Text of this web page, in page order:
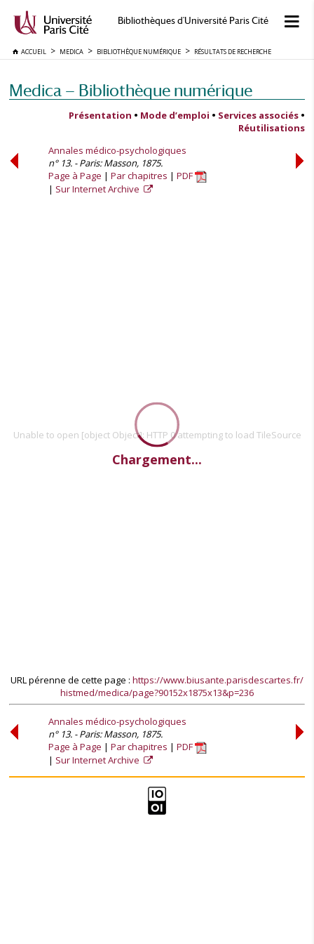
Bibliothèques d'Université Paris Cité
ACCUEIL MEDICA BIBLIOTHÈQUE NUMÉRIQUE RÉSULTATS DE RECHERCHE
Medica — Bibliothèque numérique
Présentation • Mode d’emploi • Services associés •
Réutilisations
Annales médico-psychologiques
n° 13. - Paris: Masson, 1875.
Page à Page
Par chapitres
PDF
Sur Internet Archive
Unable to open [object Object]: HTTP 0 attempting to load TileSource
Chargement...
URL pérenne de cette page : https://www.biusante.parisdescartes.fr/
histmed/medica/page?90152x1875x13&p=236
Annales médico-psychologiques
n° 13. - Paris: Masson, 1875.
Page à Page
Par chapitres
PDF
Sur Internet Archive